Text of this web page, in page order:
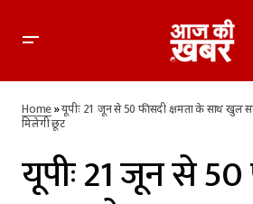
में भी मिलेगी छूट
Home»यूपीः 21 जून से 50 फीसदी क्षमता के साथ खुल
मिलेगी छूट
यूपीः 21 जून से